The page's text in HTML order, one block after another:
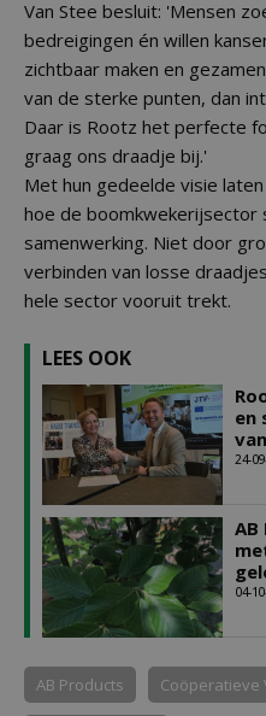
Van Stee besluit: 'Mensen
bedreigingen én willen
zichtbaar maken en
van de sterke punten, dan
Daar is Rootz het perfecte
graag ons draadje bij.'
Met hun gedeelde visie
hoe de
samenwerking. Niet door
verbinden van losse
hele sector vooruit trekt.
LEES OOK
en
24-
04-
AB Products Coöperatieve